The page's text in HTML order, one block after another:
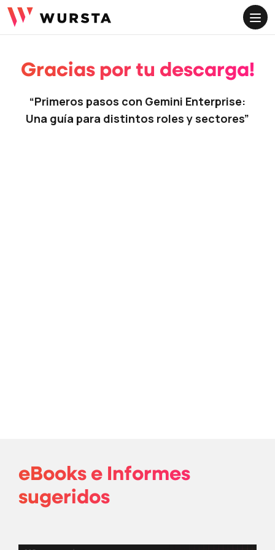
Gracias por tu descarga!
“Primeros pasos con Gemini Enterprise:
Una guía para distintos roles y sectores”
eBooks e Informes
sugeridos